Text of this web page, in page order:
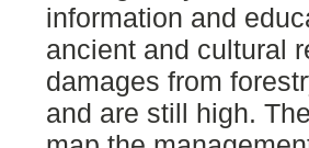
information and
ancient and cultural
damages from
and are still high.